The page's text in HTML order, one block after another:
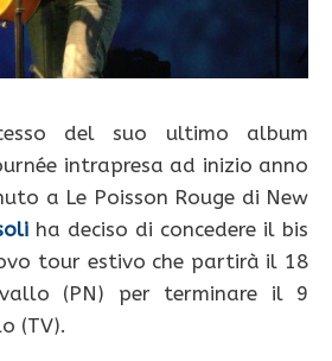
del suo ultimo album
intrapresa ad inizio anno
a Le Poisson Rouge di New
ha deciso di concedere il bis
tour estivo che partirà il 18
(PN) per terminare il 9
(TV).